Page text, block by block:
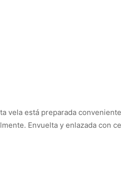
vela está preparada
Envuelta y enlazada con